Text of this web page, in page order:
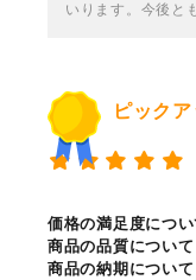
いります。今後と
ピック
価格の満足度につ
商品の品質について
商品の納期について